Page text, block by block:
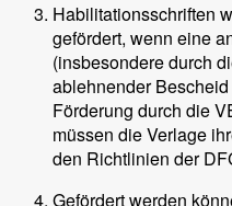
Habilitationsschriften
gefördert, wenn eine
(insbesondere durch
ablehnender
Förderung durch die
müssen die Verlage
den Richtlinien der
Gefördert werden